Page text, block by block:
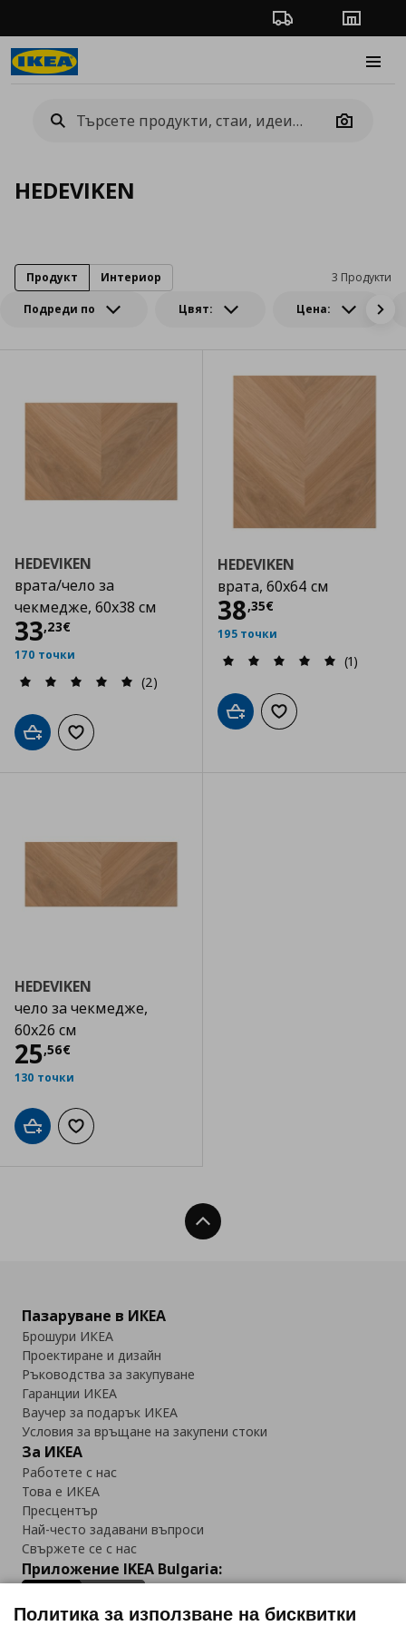
Проследяване на
Camera
HEDEVIKEN
Подреди по Цвят: Цена:
3 Продукти
Продукт Интериор
HEDEVIKEN
врата/чело за
чекмедже, 60x38 см
33,23€
Цена
170 точки
(2)
Добави в кошницата
Добави към списъка с любими
HEDEVIKEN
врата, 60x64 см
38,35€
Цена
195 точки
(1)
Добави в кошницата
Добави към
HEDEVIKEN
чело за чекмедже,
60x26 см
25,56€
Цена
130 точки
Добави в кошницата
Добави към списъка с любими
Нагоре
Пазаруване в ИКЕА
Брошури ИКЕА
Проектиране и дизайн
Ръководства за закупуване
Гаранции ИКЕА
Ваучер за подарък ИКЕА
Условия за връщане на закупени стоки
За ИКЕА
Работете с нас
Това е ИКЕА
Пресцентър
Най-често задавани въпроси
Свържете се с нас
Приложение IKEA Bulgaria:
Политика за използване на бисквитки